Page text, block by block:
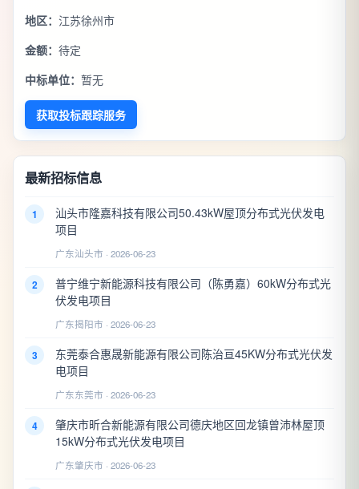
地区： 江苏徐州市
金额： 待定
中标单位： 暂无
获取投标跟踪服务
最新招标信息
1
汕头市隆嘉科技有限公司50.43kW屋顶分布式光伏发电
项目
广东汕头市 · 2026-06-23
2
普宁维宁新能源科技有限公司（陈勇嘉）60kW分布式光
伏发电项目
广东揭阳市 · 2026-06-23
3
东莞泰合惠晟新能源有限公司陈治亘45KW分布式光伏发
电项目
广东东莞市 · 2026-06-23
4
肇庆市昕合新能源有限公司德庆地区回龙镇曾沛林屋顶
15kW分布式光伏发电项目
广东肇庆市 · 2026-06-23